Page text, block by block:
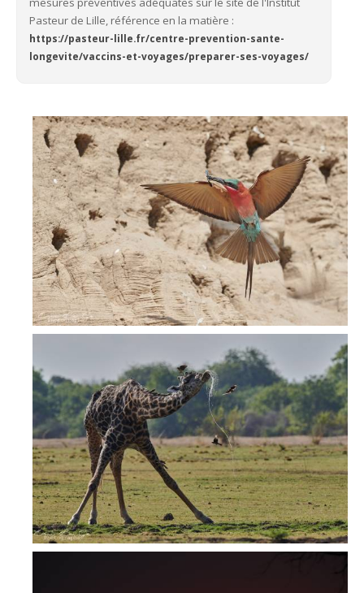
Pasteur de Lille, référence en la matière :
https://pasteur-lille.fr/centre-prevention-sante-
longevite/vaccins-et-voyages/preparer-ses-voyages/